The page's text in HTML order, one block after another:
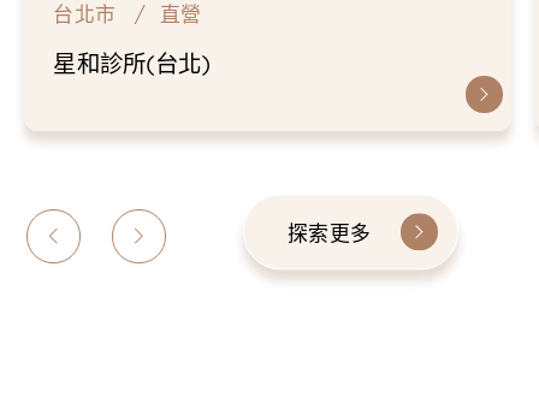
台北市 直營
星和診所(台北)
探索更多